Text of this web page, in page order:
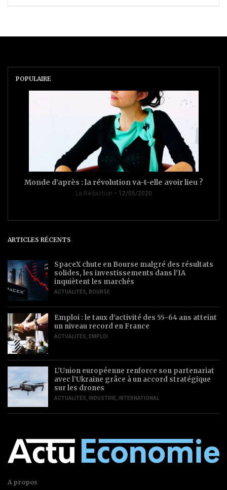
POPULAIRE
Monde d’après : la révolution va-t-elle avoir lieu ?
La Rédaction 12/05/2020
ARTICLES RÉCENTS
SpaceX chute en Bourse malgré des résultats
solides, les investissements dans l’IA
inquiètent les marchés
ACTUALITÉS BOURSE
Emploi : le taux d’activité des 55-64 ans atteint
un niveau record en France
ACTUALITÉS EMPLOI
L’Union européenne renforce son partenariat
avec l’Ukraine grâce à un accord stratégique
sur les drones
ACTUALITÉS INDUSTRIE INTERNATIONAL
A propos